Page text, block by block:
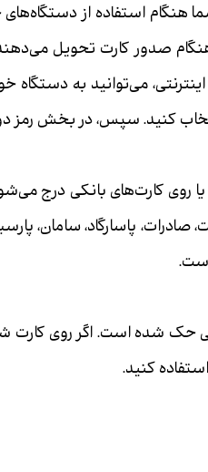
هنگام استفاده از
صدور کارت تحویل
اینترنتی، می‏‌توانید به
کنید. سپس، در بخش رمز دوم
است که پشت یا روی کارت‌‌‌‌‌‌‌‌‌‌‌‌‌‌‌‌‌‌‌‌‌‌‌‌‌‌‌‌‌‌‌‌‌‌‌‌‌‌‌‌‌‌‌‌‌‌‌‌‌‌‌‌‌های